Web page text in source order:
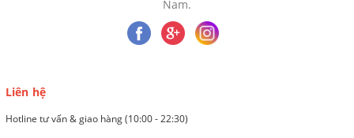
Nam.
Liên hệ
Hotline tư vấn & giao hàng (10:00 - 22:30)